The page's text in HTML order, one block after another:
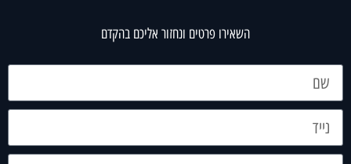
השאירו פרטים ונחזור אליכם בהקדם